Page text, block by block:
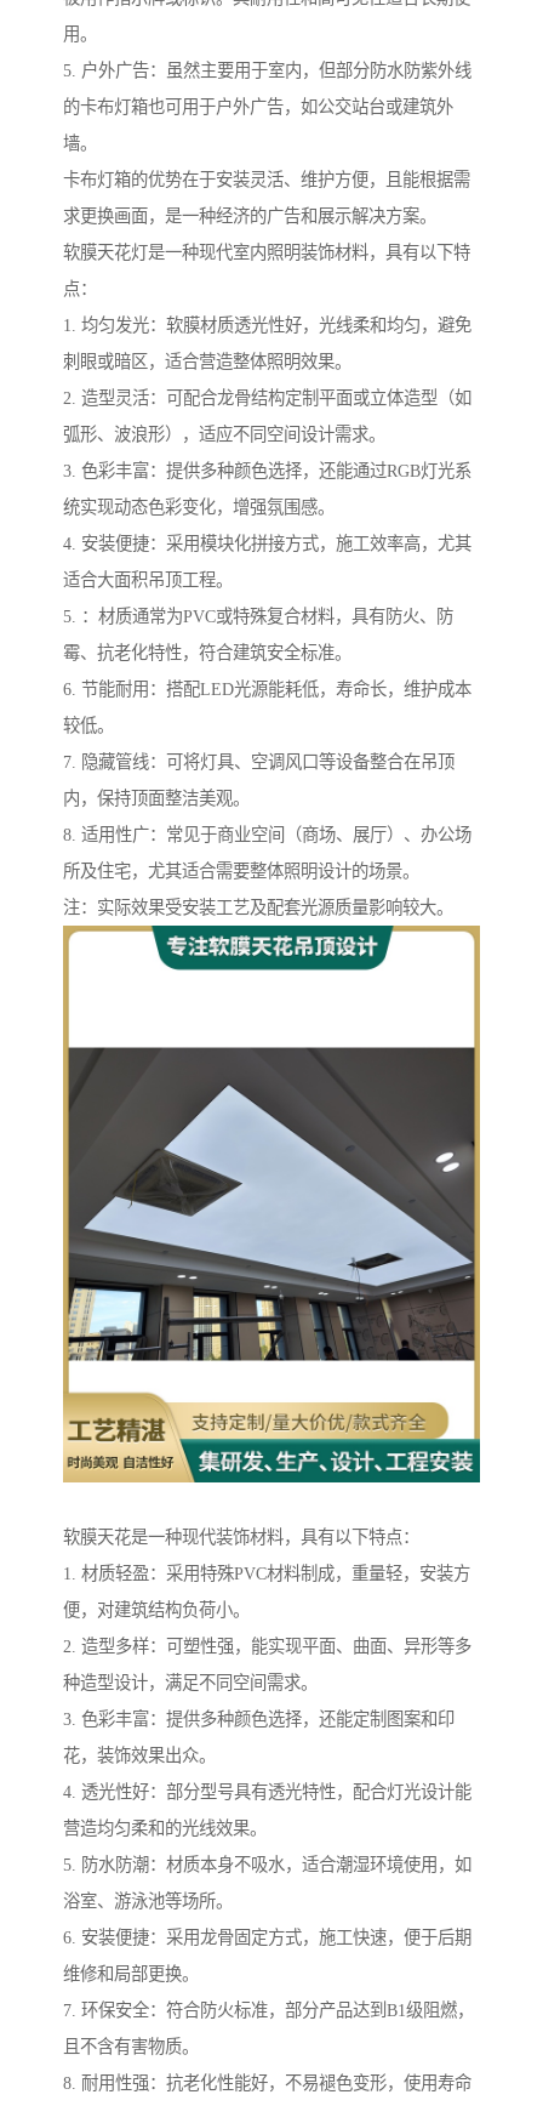
用。
5. 户外广告：虽然主要用于室内，但部分防水防紫外线
的卡布灯箱也可用于户外广告，如公交站台或建筑外
墙。
卡布灯箱的优势在于安装灵活、维护方便，且能根据需
求更换画面，是一种经济的广告和展示解决方案。
软膜天花灯是一种现代室内照明装饰材料，具有以下特
点：
1. 均匀发光：软膜材质透光性好，光线柔和均匀，避免
刺眼或暗区，适合营造整体照明效果。
2. 造型灵活：可配合龙骨结构定制平面或立体造型（如
弧形、波浪形），适应不同空间设计需求。
3. 色彩丰富：提供多种颜色选择，还能通过RGB灯光系
统实现动态色彩变化，增强氛围感。
4. 安装便捷：采用模块化拼接方式，施工效率高，尤其
适合大面积吊顶工程。
5. ：材质通常为PVC或特殊复合材料，具有防火、防
霉、抗老化特性，符合建筑安全标准。
6. 节能耐用：搭配LED光源能耗低，寿命长，维护成本
较低。
7. 隐藏管线：可将灯具、空调风口等设备整合在吊顶
内，保持顶面整洁美观。
8. 适用性广：常见于商业空间（商场、展厅）、办公场
所及住宅，尤其适合需要整体照明设计的场景。
注：实际效果受安装工艺及配套光源质量影响较大。
软膜天花是一种现代装饰材料，具有以下特点：
1. 材质轻盈：采用特殊PVC材料制成，重量轻，安装方
便，对建筑结构负荷小。
2. 造型多样：可塑性强，能实现平面、曲面、异形等多
种造型设计，满足不同空间需求。
3. 色彩丰富：提供多种颜色选择，还能定制图案和印
花，装饰效果出众。
4. 透光性好：部分型号具有透光特性，配合灯光设计能
营造均匀柔和的光线效果。
5. 防水防潮：材质本身不吸水，适合潮湿环境使用，如
浴室、游泳池等场所。
6. 安装便捷：采用龙骨固定方式，施工快速，便于后期
维修和局部更换。
7. 环保安全：符合防火标准，部分产品达到B1级阻燃，
且不含有害物质。
8. 耐用性强：抗老化性能好，不易褪色变形，使用寿命